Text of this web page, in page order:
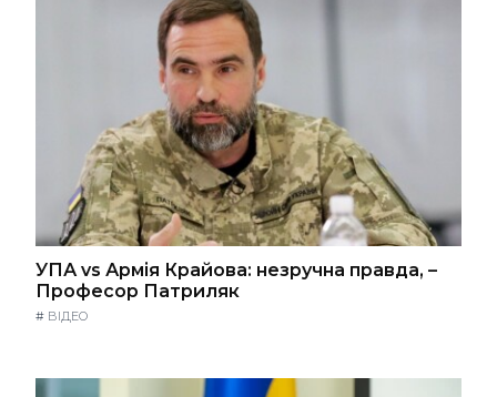
УПА vs Армія Крайова: незручна правда, –
Професор Патриляк
# ВІДЕО